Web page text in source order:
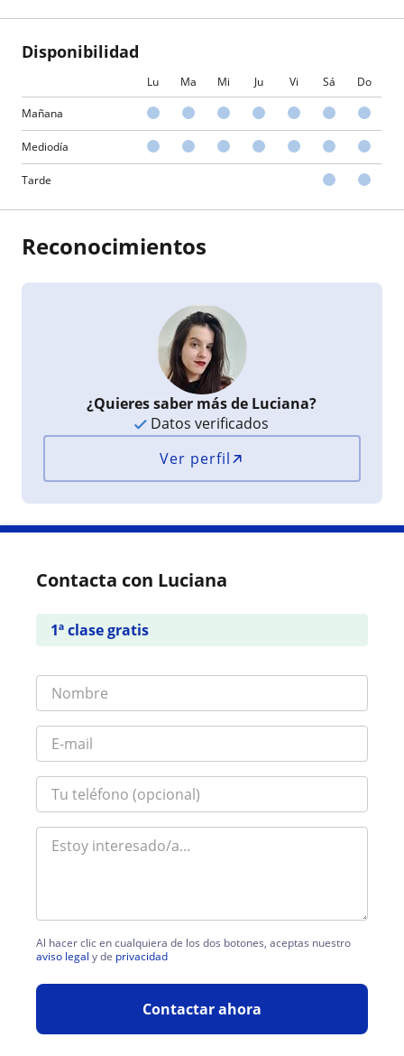
Disponibilidad
Lu Ma Mi Ju Vi Sá Do
Mañana
Mediodía
Tarde
Reconocimientos
¿Quieres saber más de Luciana?
Datos verificados
Ver perfil
Contacta con Luciana
1ª clase gratis
Al hacer clic en cualquiera de los dos botones, aceptas nuestro
aviso legal y de privacidad
Contactar ahora